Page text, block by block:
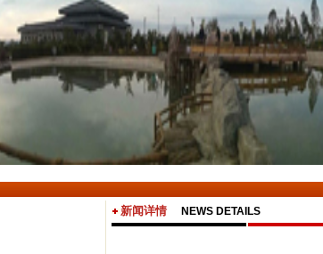
新闻详情 NEWS DETAILS